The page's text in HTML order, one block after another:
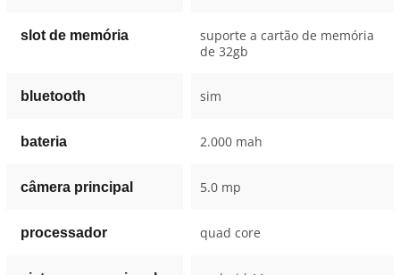
slot de memória
suporte a cartão de memória
de 32gb
bluetooth sim
bateria 2.000 mah
câmera principal 5.0 mp
processador quad core